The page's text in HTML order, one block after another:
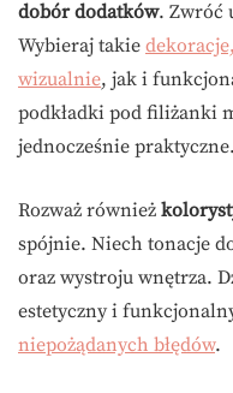
dobór dodatków. Zwróć
Wybieraj takie
wizualnie, jak i
podkładki pod filiżanki
jednocześnie praktyczne.
Rozważ również
spójnie. Niech tonacje
oraz wystroju wnętrza.
estetyczny i
niepożądanych błędów.